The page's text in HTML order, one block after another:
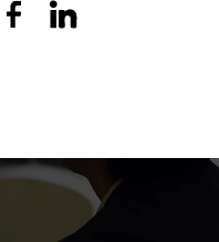
facebooklinkedin